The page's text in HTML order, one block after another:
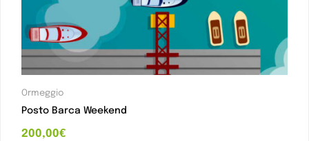
Ormeggio
Posto Barca Weekend
200,00€